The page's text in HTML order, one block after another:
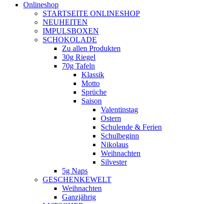
Onlineshop
STARTSEITE ONLINESHOP
NEUHEITEN
IMPULSBOXEN
SCHOKOLADE
Zu allen Produkten
30g Riegel
70g Tafeln
Klassik
Motto
Sprüche
Saison
Valentinstag
Ostern
Schulende & Ferien
Schulbeginn
Nikolaus
Weihnachten
Silvester
5g Naps
GESCHENKEWELT
Weihnachten
Ganzjährig